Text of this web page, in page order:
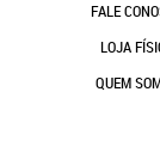
FALE
LOJA
QUEM